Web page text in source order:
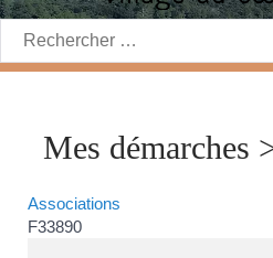
Rechercher:
Mes démarches
Associations
F33890